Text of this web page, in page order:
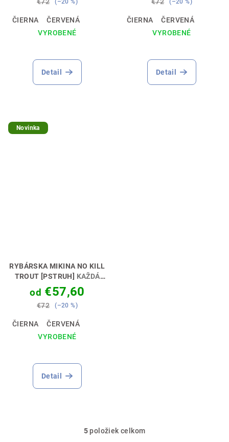
(–20 %)
ČIERNA
ČERVENÁ
VYROBENÉ
Detail
(–20 %)
ČIERNA
ČERVENÁ
VYROBENÉ
Detail
Novinka
RYBÁRSKA MIKINA NO KILL
TROUT [PSTRUH] KAŽDÁ
RYBA SI ZASLÚŽI SLOBODU
🎣🕊️
od €57,60
€72 (–20 %)
ČIERNA
ČERVENÁ
VYROBENÉ
Detail
O
5položiek celkom